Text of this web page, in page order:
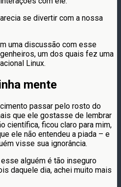
se divertir com a nossa
uma discussão com esse
um dos quais fez uma
Linux.
mente
passar pelo rosto do
que ele gostasse de lembrar
científica, ficou claro para mim,
ele não entendeu a piada – e
visse sua ignorância.
alguém é tão inseguro
daquele dia, achei muito mais